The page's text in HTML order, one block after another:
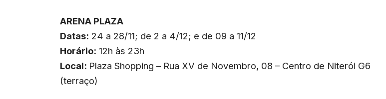
ARENA PLAZA
Datas: 24 a 28/11; de 2 a 4/12; e de 09 a 11/12
Horário: 12h às 23h
Local: Plaza Shopping – Rua XV de Novembro, 08 – Centro de Niterói G6
(terraço)